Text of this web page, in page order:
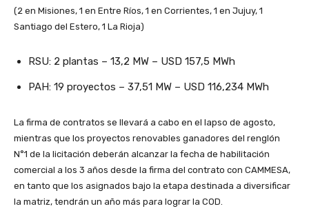
(2 en Misiones, 1 en Entre Ríos, 1 en Corrientes, 1 en Jujuy, 1
Santiago del Estero, 1 La Rioja)
RSU: 2 plantas – 13,2 MW – USD 157,5 MWh
PAH: 19 proyectos – 37,51 MW – USD 116,234 MWh
La firma de contratos se llevará a cabo en el lapso de agosto,
mientras que los proyectos renovables ganadores del renglón
N°1 de la licitación deberán alcanzar la fecha de habilitación
comercial a los 3 años desde la firma del contrato con CAMMESA,
en tanto que los asignados bajo la etapa destinada a diversificar
la matriz, tendrán un año más para lograr la COD.